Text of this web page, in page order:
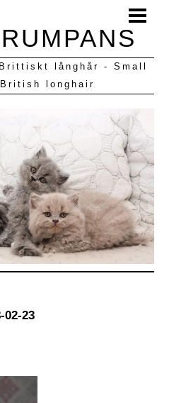
långhår - Small
longhair
02-23